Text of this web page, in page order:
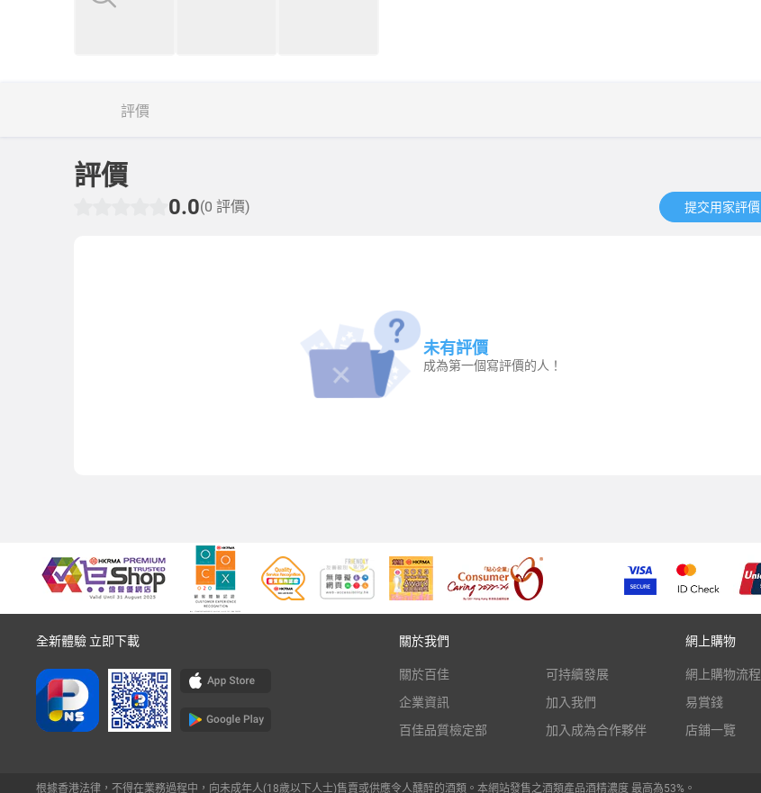
評價
評價
0.0(0 評價) 提交用家評價​
未有評價
成為第一個寫評價的人！
全新體驗 立即下載 關於我們
關於百佳
企業資訊
百佳品質檢定部
可持續發展
加入我們
加入成為合作夥伴
網上購物
網上購物流程
易賞錢
店鋪一覽
根據香港法律，不得在業務過程中，向未成年人(18歲以下人士)售賣或供應令人醺醉的酒類。本網站發售之酒類產品酒精濃度 最高為53%。